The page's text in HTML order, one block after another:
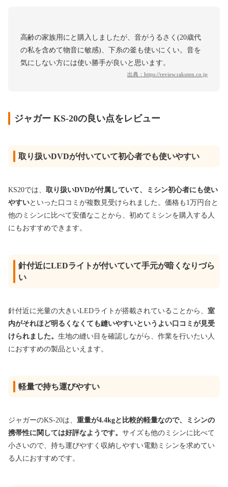
高齢の家族用にと購入しましたが、音がうるさく(20歳代
の私を含めて物音に敏感)、下糸の釜も使いにくい。音を
気にしない方には使い勝手が良いと思います。
出典： https://review.rakuten.co.jp
ジャガー KS-20の良い点をレビュー
取り扱いDVDが付いていて初心者でも使いやすい
KS20では、 取り扱いDVDが付属していて、ミシン初心者にも使い
やすいといった口コミが複数見受けられました。価格も1万円台と
他のミシンに比べて安価なことから、初めてミシンを購入する人
にもおすすめできます。
針付近にLEDライトが付いていて手元が暗くなりづら
い
針付近に光量の大きいLEDライトが搭載されていることから、 室
内がそれほど明るくなくても縫いやすいというよい口コミが見受
けられました。 生地の縫い目を確認しながら、作業を行いたい人
におすすめの製品といえます。
軽量で持ち運びやすい
ジャガーのKS-20は、 重量が4.4kgと比較的軽量なので、ミシンの
携帯性に関しては好評なようです。 サイズも他のミシンに比べて
小さいので、持ち運びやすく収納しやすい電動ミシンを求めてい
る人におすすめです。